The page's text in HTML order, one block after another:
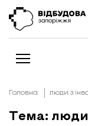
Головна люди з
Тема: люди